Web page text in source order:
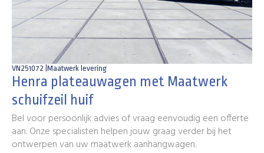
VN251072 | Maatwerk levering
Henra plateauwagen met Maatwerk
schuifzeil huif
Bel voor persoonlijk advies of vraag eenvoudig een offerte
aan. Onze specialisten helpen jouw graag verder bij het
ontwerpen van uw maatwerk aanhangwagen.